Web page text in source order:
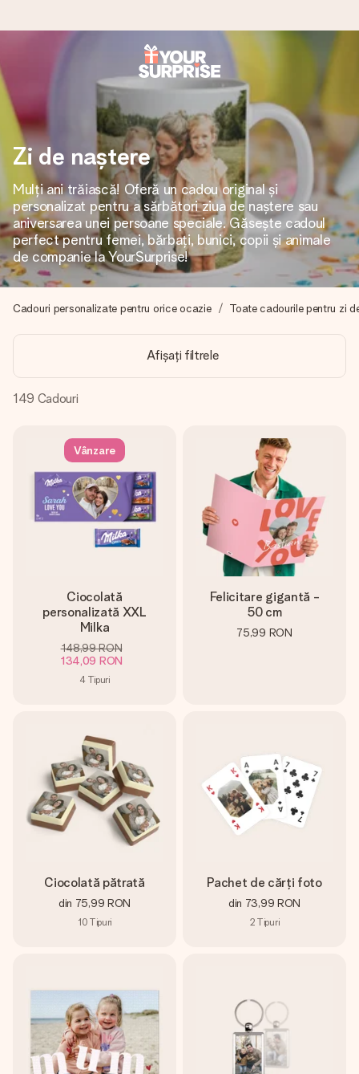
Comandă azi, expediem în 1 zi lucrătoare
Îți alcătuim cadoul cu grijă și îl trimitem îndată spre tine -
pentru ca tu să îl poți dărui exact când trebuie, atunci când
contează cel mai mult.
4,8 (bazat pe +15.000 de recenzii)
Cadourile noastre inspiră. Clienții ne oferă nota 4,8 pe
Google Reviews.
Creează ceva unic în doar câțiva pași - cu numele ei,
fotografia ta sau un mesaj din suflet. Fără bătăi de cap,
doar bucură-te de moment.
Zi de naștere
Mulți ani trăiască! Oferă un cadou original și
personalizat pentru a sărbători ziua de naștere sau
aniversarea unei persoane speciale. Găsește cadoul
perfect pentru femei, bărbați, bunici, copii și animale
de companie la YourSurprise!
Cadouri personalizate pentru orice ocazie Toate cadourile pentru zi
Afișați filtrele
149 Cadouri
Vânzare
Ciocolată
personalizată XXL
Milka
148,99 RON
134,09 RON
4 Tipuri
Felicitare gigantă -
50 cm
75,99 RON
Ciocolată pătrată
din 75,99 RON
10 Tipuri
Pachet de cărți foto
din 73,99 RON
2 Tipuri